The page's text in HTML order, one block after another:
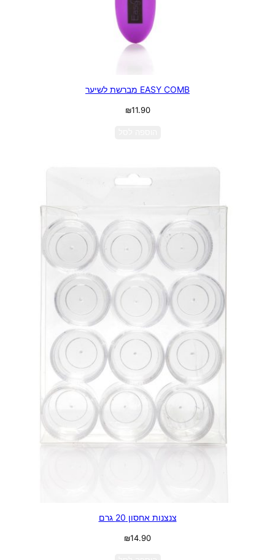
EASY COMB מברשת לשיער
₪11.90
צנצנות אחסון 20 גרם
₪14.90